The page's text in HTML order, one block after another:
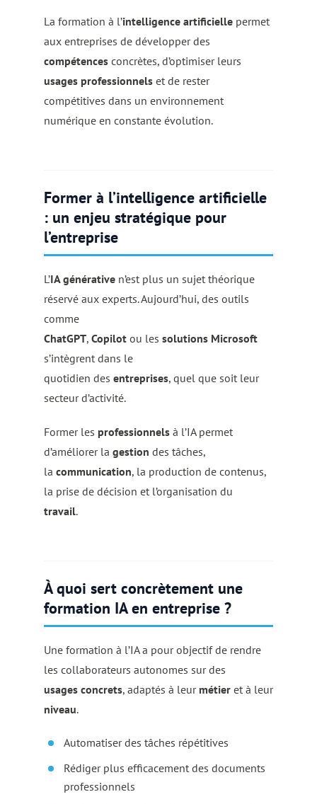
La formation à l’intelligence artificielle permet
aux entreprises de développer des
compétences concrètes, d’optimiser leurs
usages professionnels et de rester
compétitives dans un environnement
numérique en constante évolution.
Former à l’intelligence artificielle
: un enjeu stratégique pour
l’entreprise
L’IA générative n’est plus un sujet théorique
réservé aux experts. Aujourd’hui, des outils
comme
ChatGPT, Copilot ou les solutions Microsoft
s’intègrent dans le
quotidien des entreprises, quel que soit leur
secteur d’activité.
Former les professionnels à l’IA permet
d’améliorer la gestion des tâches,
la communication, la production de contenus,
la prise de décision et l’organisation du
travail.
À quoi sert concrètement une
formation IA en entreprise ?
Une formation à l’IA a pour objectif de rendre
les collaborateurs autonomes sur des
usages concrets, adaptés à leur métier et à leur
niveau.
Automatiser des tâches répétitives
Rédiger plus efficacement des documents
professionnels